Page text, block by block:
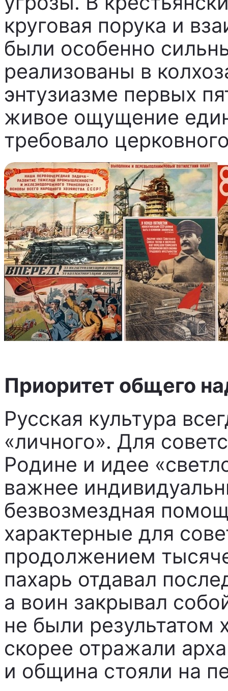
круговая порука и
были особенно
реализованы в
энтузиазме первых
живое ощущение
требовало
Приоритет общего
Русская культура
«личного». Для
Родине и идее
важнее
безвозмездная
характерные для
продолжением
пахарь отдавал
а воин закрывал
не были результатом
скорее отражали
и община стояли на